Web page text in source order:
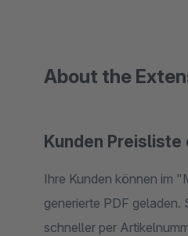
About the
Kunden
Ihre Kunden können im
generierte PDF geladen.
schneller per